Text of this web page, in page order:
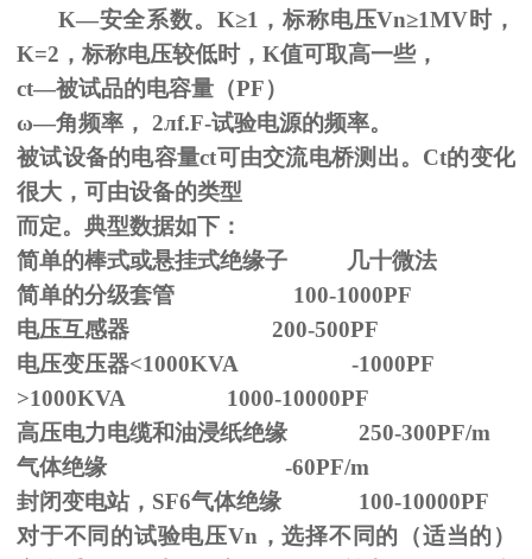
K—安全系数。 K≥1，标称电压Vn≥1MV时，
K=2，标称电压较低时，K值可取高一些，
ct—被试品的电容量（PF）
ω—角频率， 2лf.F-试验电源的频率。
被试设备的电容量ct可由交流电桥测出。Ct的变化
很大，可由设备的类型
而定。典型数据如下：
简单的棒式或悬挂式绝缘子 几十微法
简单的分级套管 100-1000PF
电压互感器 200-500PF
电压变压器<1000KVA -1000PF
>1000KVA 1000-10000PF
高压电力电缆和油浸纸绝缘 250-300PF/m
气体绝缘 -60PF/m
封闭变电站，SF6气体绝缘 100-10000PF
对于不同的试验电压Vn ，选择不同的（适当的）